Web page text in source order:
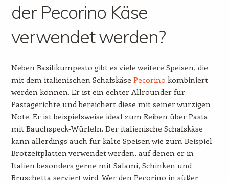
der Pecorino Käse
verwendet werden?
Neben Basilikumpesto gibt es viele weitere Speisen, die
mit dem italienischen Schafskäse Pecorino kombiniert
werden können. Er ist ein echter Allrounder für
Pastagerichte und bereichert diese mit seiner würzigen
Note. Er ist beispielsweise ideal zum Reiben über Pasta
mit Bauchspeck-Würfeln. Der italienische Schafskäse
kann allerdings auch für kalte Speisen wie zum Beispiel
Brotzeitplatten verwendet werden, auf denen er in
Italien besonders gerne mit Salami, Schinken und
Bruschetta serviert wird. Wer den Pecorino in süßer